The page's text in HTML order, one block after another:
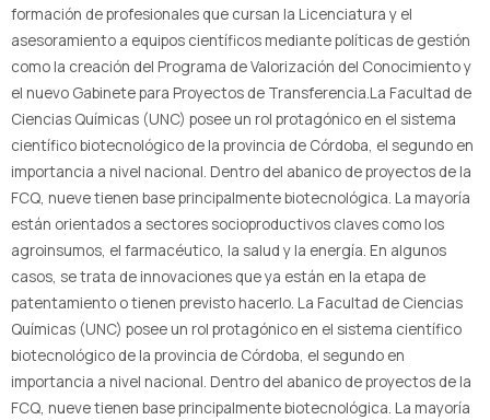
formación de profesionales que cursan la Licenciatura y el
asesoramiento a equipos científicos mediante políticas de gestión
como la creación del Programa de Valorización del Conocimiento y
el nuevo Gabinete para Proyectos de Transferencia.La Facultad de
Ciencias Químicas (UNC) posee un rol protagónico en el sistema
científico biotecnológico de la provincia de Córdoba, el segundo en
importancia a nivel nacional. Dentro del abanico de proyectos de la
FCQ, nueve tienen base principalmente biotecnológica. La mayoría
están orientados a sectores socioproductivos claves como los
agroinsumos, el farmacéutico, la salud y la energía. En algunos
casos, se trata de innovaciones que ya están en la etapa de
patentamiento o tienen previsto hacerlo. La Facultad de Ciencias
Químicas (UNC) posee un rol protagónico en el sistema científico
biotecnológico de la provincia de Córdoba, el segundo en
importancia a nivel nacional. Dentro del abanico de proyectos de la
FCQ, nueve tienen base principalmente biotecnológica. La mayoría